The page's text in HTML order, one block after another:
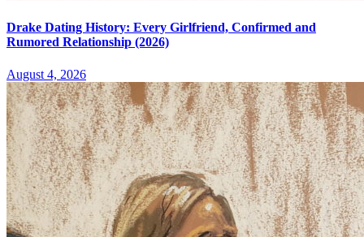
Drake Dating History: Every Girlfriend, Confirmed and
Rumored Relationship (2026)
August 4, 2026